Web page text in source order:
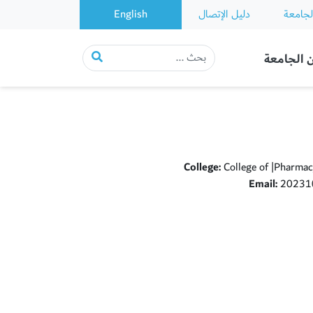
دليل الإتصال English
الجامعة
College:College of
Email: